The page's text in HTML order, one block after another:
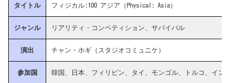
タイトル フィジカル:100 アジア（Physical: Asia）
ジャンル リアリティ・コンペティション、サバイバル
演出 チャン・ホギ（スタジオコミュニケ）
参加国 韓国、日本、フィリピン、タイ、モンゴル、トルコ、イン